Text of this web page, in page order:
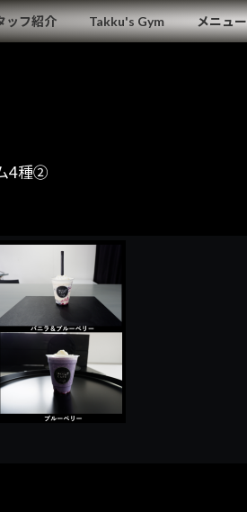
ッフ紹介 Takku's Gym メニュー
4種②